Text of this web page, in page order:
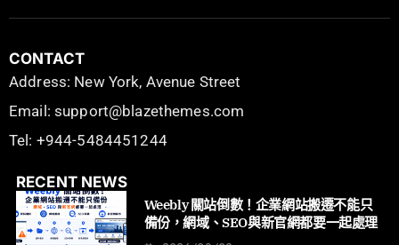
CONTACT
Address: New York, Avenue Street
Email: support@blazethemes.com
Tel: +944-5484451244
RECENT NEWS
Weebly 關站倒數！企業網站搬遷不能只
備份，網域、SEO與新官網都要一起處理